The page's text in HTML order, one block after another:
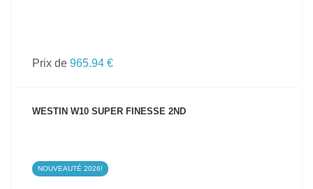
Prix de 965.94 €
WESTIN W10 SUPER FINESSE 2ND
NOUVEAUTÉ 2026!